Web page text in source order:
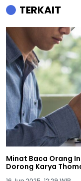
TERKAIT
Minat Baca Orang
Dorong Karya